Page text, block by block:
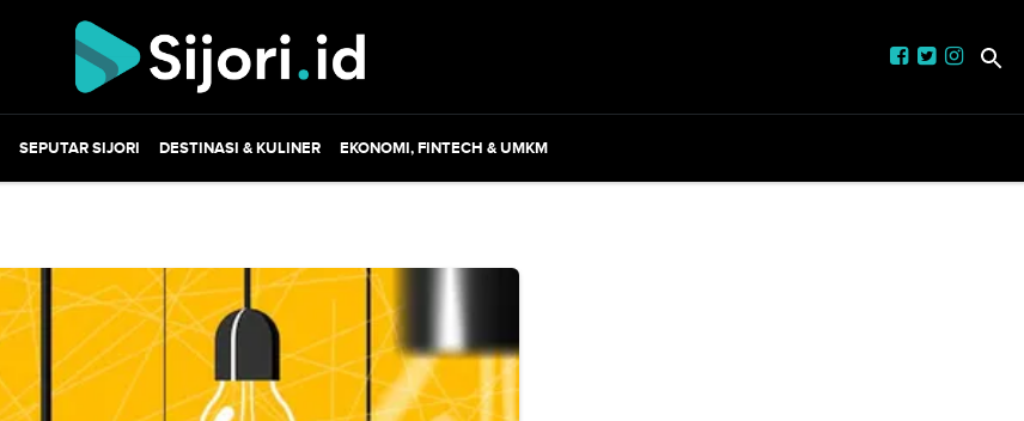
SEPUTAR SIJORI DESTINASI & KULINER EKONOMI, FINTECH & UMKM